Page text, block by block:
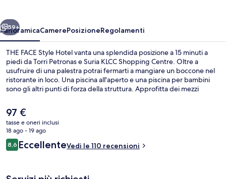
Avanti
59+
PanoramicaCamerePosizioneRegolamenti
THE FACE Style Hotel vanta una splendida posizione a 15 minuti a
piedi da Torri Petronas e Suria KLCC Shopping Centre. Oltre a
usufruire di una palestra potrai fermarti a mangiare un boccone nel
ristorante in loco. Una piscina all'aperto e una piscina per bambini
sono gli altri punti di forza della struttura. Approfitta dei mezzi
Wangi Station a 6 min a piedi.
Il
prezzo
attuale
è
97 €
97 €
tasse e oneri inclusi
18 ago - 19 ago
Recensioni
8,68,6 su 10
EccellenteVedi le 110 recensioni